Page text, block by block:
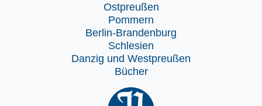
Ostpreußen
Pommern
Berlin-Brandenburg
Schlesien
Danzig und Westpreußen
Bücher